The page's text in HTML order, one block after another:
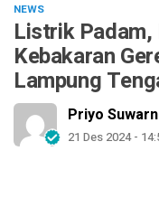
NEWS
Listrik Padam,
Kebakaran
Lampung
Priyo
21 Des 2024 -